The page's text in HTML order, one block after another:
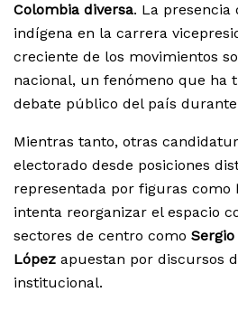
Colombia diversa. La presencia
indígena en la carrera
creciente de los movimientos
nacional, un fenómeno que ha
debate público del país
Mientras tanto, otras
electorado desde posiciones
representada por figuras como
intenta reorganizar el espacio
sectores de centro como
López apuestan por discursos
institucional.